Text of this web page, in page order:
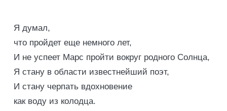
Я думал,
что пройдет еще немного лет,
И не успеет Марс пройти вокруг родного Солнца,
Я стану в области известнейший поэт,
И стану черпать вдохновение
как воду из колодца.